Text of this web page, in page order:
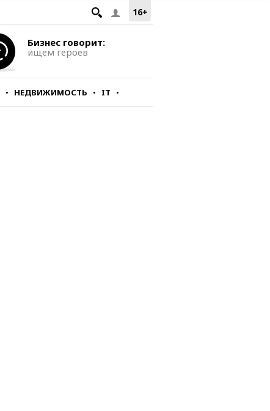
16+
Бизнес говорит:
ищем героев
НЕДВИЖИМОСТЬ IT